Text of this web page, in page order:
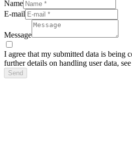
Name
E-mail
Message
I agree that my submitted data is being
further details on handling user data,
Send